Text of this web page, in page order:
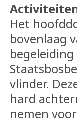
Het
bovenlaag
vlinder.
hard
nemen